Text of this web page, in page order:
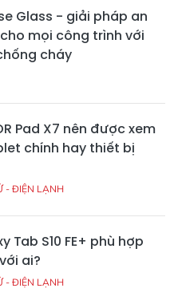
Glass - giải pháp an
mọi công trình với
cháy
Pad X7 nên được xem
chính hay thiết bị
- ĐIỆN LẠNH
Tab S10 FE+ phù hợp
ai?
- ĐIỆN LẠNH